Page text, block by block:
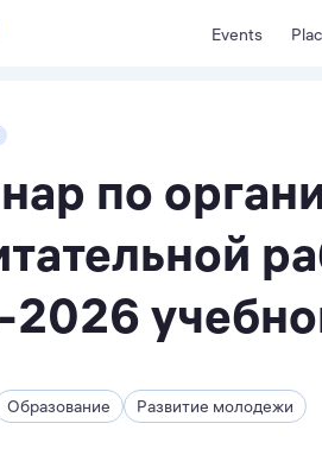
Events
по
Образование Развитие молодежи